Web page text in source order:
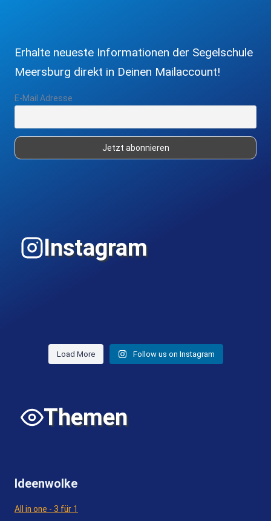
Erhalte neueste Informationen der Segelschule
Meersburg direkt in Deinen Mailaccount!
E-Mail Adresse
Instagram
Load More Follow us on Instagram
Themen
Ideenwolke
All in one - 3 für 1